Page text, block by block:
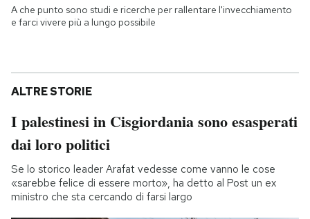
A che punto sono studi e ricerche per rallentare l'invecchiamento
e farci vivere più a lungo possibile
ALTRE STORIE
I palestinesi in Cisgiordania sono esasperati
dai loro politici
Se lo storico leader Arafat vedesse come vanno le cose
«sarebbe felice di essere morto», ha detto al Post un ex
ministro che sta cercando di farsi largo